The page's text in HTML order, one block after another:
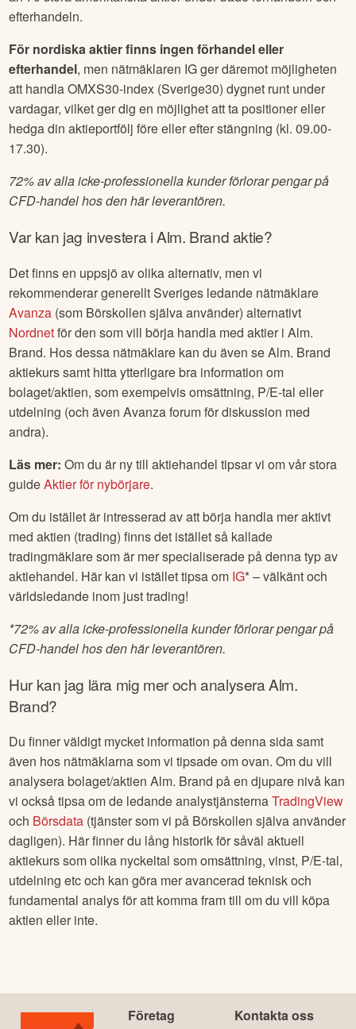
efterhandeln.
För nordiska aktier finns ingen förhandel eller
efterhandel, men nätmäklaren IG ger däremot möjligheten
att handla OMXS30-index (Sverige30) dygnet runt under
vardagar, vilket ger dig en möjlighet att ta positioner eller
hedga din aktieportfölj före eller efter stängning (kl. 09.00-
17.30).
72% av alla icke-professionella kunder förlorar pengar på
CFD-handel hos den här leverantören.
Var kan jag investera iAlm. Brandaktie?
Det finns en uppsjö av olika alternativ, men vi
rekommenderar generellt Sveriges ledande nätmäklare
Avanza (som Börskollen själva använder) alternativt
Nordnetför den som vill börja handla med aktier iAlm.
Brand. Hos dessa nätmäklare kan du även seAlm. Brand
aktiekurs samt hitta ytterligare bra information om
bolaget/aktien, som exempelvis omsättning, P/E-tal eller
utdelning (och även Avanza forum för diskussion med
andra).
Läs mer: Om du är ny till aktiehandel tipsar vi om vår stora
guideAktier för nybörjare.
Om du istället är intresserad av att börja handla mer aktivt
med aktien (trading) finns det istället så kallade
tradingmäklare som är mer specialiserade på denna typ av
aktiehandel. Här kan vi istället tipsa om IG* – välkänt och
världsledande inom just trading!
*72% av alla icke-professionella kunder förlorar pengar på
CFD-handel hos den här leverantören.
Hur kan jag lära mig mer och analyseraAlm.
Brand?
Du finner väldigt mycket information på denna sida samt
även hos nätmäklarna som vi tipsade om ovan. Om du vill
analysera bolaget/aktienAlm. Brand på en djupare nivå kan
vi också tipsa om de ledande analystjänsternaTradingView
och Börsdata (tjänster som vi på Börskollen själva använder
dagligen). Här finner du lång historik för såväl aktuell
aktiekurs som olika nyckeltal som omsättning, vinst, P/E-tal,
utdelning etc och kan göra mer avancerad teknisk och
fundamental analys för att komma fram till om du vill köpa
aktien eller inte.
Företag Kontakta oss